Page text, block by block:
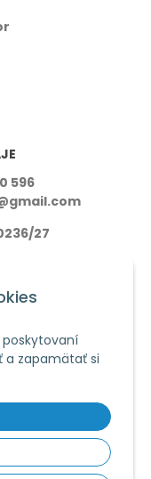
a zapamätať si
596
27